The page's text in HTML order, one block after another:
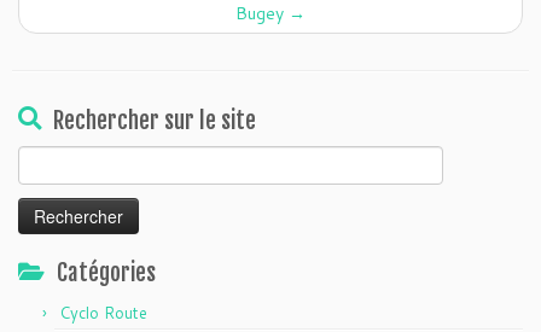
Bugey →
Rechercher sur le site
Catégories
Cyclo Route